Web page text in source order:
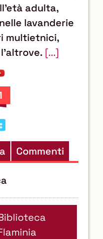
il
documento
risorse
adulta,
lavanderie
multietnici,
[...]
Commenti